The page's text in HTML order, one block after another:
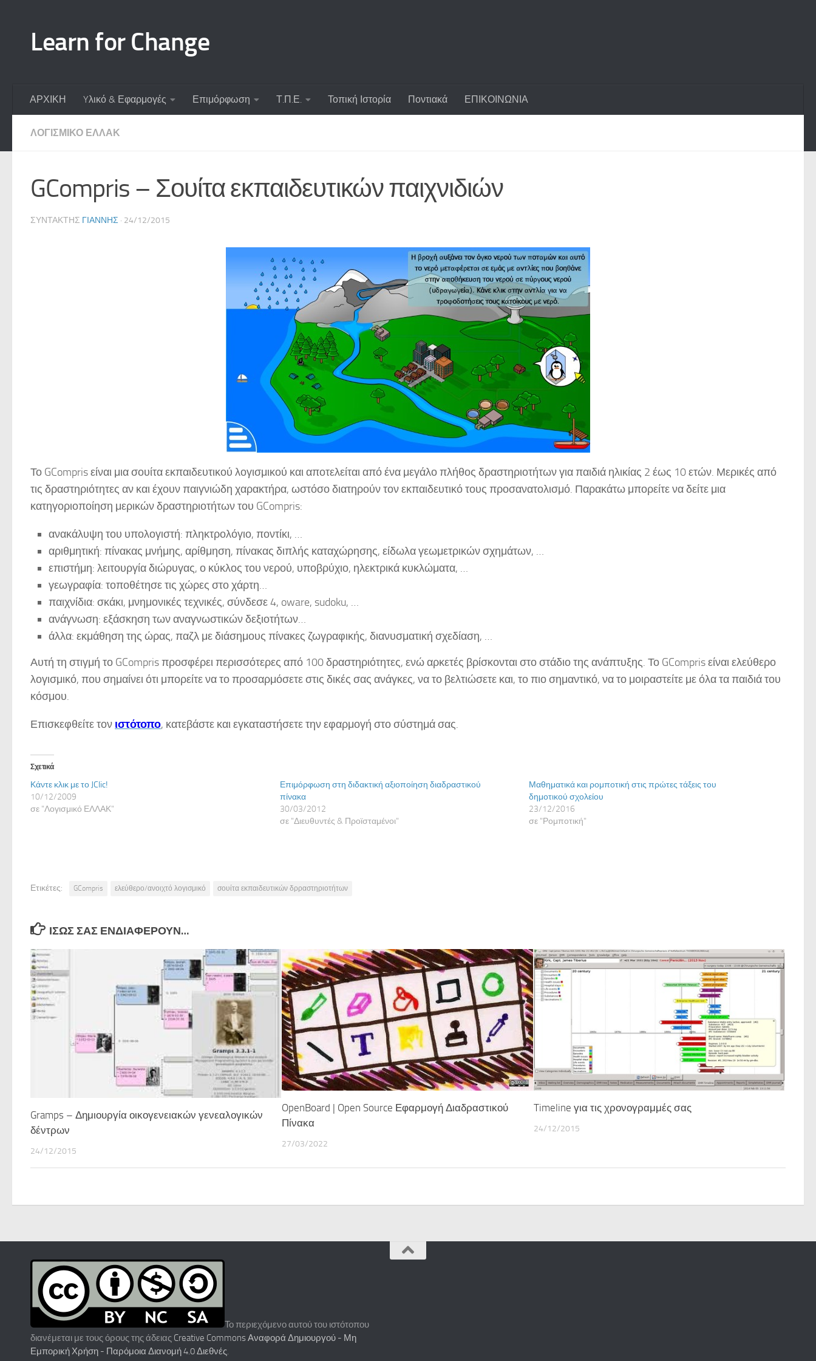
Learn for Change
ΑΡΧΙΚΗ Yλικό & Εφαρμογές Επιμόρφωση Τ.Π.Ε. Τοπική Ιστορία Ποντιακά ΕΠΙΚΟΙΝΩΝΙΑ
ΛΟΓΙΣΜΙΚΌ ΕΛΛΑΚ
GCompris – Σουίτα εκπαιδευτικών παιχνιδιών
ΣΥΝΤΆΚΤΗΣ ΓΙΆΝΝΗΣ · 24/12/2015
Το GCompris είναι μια σουίτα εκπαιδευτικού λογισμικού και αποτελείται από ένα μεγάλο πλήθος δραστηριοτήτων για παιδιά ηλικίας 2 έως 10 ετών. Μερικές από
τις δραστηριότητες αν και έχουν παιγνιώδη χαρακτήρα, ωστόσο διατηρούν τον εκπαιδευτικό τους προσανατολισμό. Παρακάτω μπορείτε να δείτε μια
κατηγοριοποίηση μερικών δραστηριοτήτων του GCompris:
ανακάλυψη του υπολογιστή: πληκτρολόγιο, ποντίκι, …
αριθμητική: πίνακας μνήμης, αρίθμηση, πίνακας διπλής καταχώρησης, είδωλα γεωμετρικών σχημάτων, …
επιστήμη: λειτουργία διώρυγας, ο κύκλος του νερού, υποβρύχιο, ηλεκτρικά κυκλώματα, …
γεωγραφία: τοποθέτησε τις χώρες στο χάρτη…
παιχνίδια: σκάκι, μνημονικές τεχνικές, σύνδεσε 4, oware, sudoku, …
ανάγνωση: εξάσκηση των αναγνωστικών δεξιοτήτων…
άλλα: εκμάθηση της ώρας, παζλ με διάσημους πίνακες ζωγραφικής, διανυσματική σχεδίαση, …
Αυτή τη στιγμή το GCompris προσφέρει περισσότερες από 100 δραστηριότητες, ενώ αρκετές βρίσκονται στο στάδιο της ανάπτυξης. Το GCompris είναι ελεύθερο
λογισμικό, που σημαίνει ότι μπορείτε να το προσαρμόσετε στις δικές σας ανάγκες, να το βελτιώσετε και, το πιο σημαντικό, να το μοιραστείτε με όλα τα παιδιά του
κόσμου.
Επισκεφθείτε τον ιστότοπο, κατεβάστε και εγκαταστήσετε την εφαρμογή στο σύστημά σας.
Σχετικά
Κάντε κλικ με το JClic!
10/12/2009
σε "Λογισμικό ΕΛΛΑΚ"
Επιμόρφωση στη διδακτική αξιοποίηση διαδραστικού
πίνακα
30/03/2012
σε "Διευθυντές & Προϊσταμένοι"
Μαθηματικά και ρομποτική στις πρώτες τάξεις του
δημοτικού σχολείου
23/12/2016
σε "Ρομποτική"
Ετικέτες: GCompris ελεύθερο/ανοιχτό λογισμικό σουίτα εκπαιδευτικών δρραστηριοτήτων
ΊΣΩΣ ΣΑΣ ΕΝΔΙΑΦΈΡΟΥΝ…
Gramps – Δημιουργία οικογενειακών γενεαλογικών
δέντρων
24/12/2015
OpenBoard | Open Source Εφαρμογή Διαδραστικού
Πίνακα
27/03/2022
Timeline για τις χρονογραμμές σας
24/12/2015
Το περιεχόμενο αυτού του ιστότοπου
διανέμεται με τους όρους της άδειας Creative Commons Αναφορά Δημιουργού - Μη
Εμπορική Χρήση - Παρόμοια Διανομή 4.0 Διεθνές.